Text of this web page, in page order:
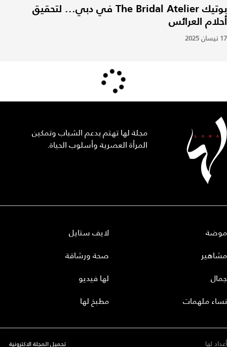
بوتيك The Bridal Atelier في دبي... لتحقيق
أحلام العرائس
17 نيسان 2025
مجلة لها تهتم بدعم الشباب وتمكين
المرأة العصرية وأسلوب الحياة.
موضة
مشاهير
جمال
نساء ملهمات
لايف ستايل
صحة ورشاقة
لها فيديو
مطبخ لها
أعداد لها تحميل المجلة الاكترونية